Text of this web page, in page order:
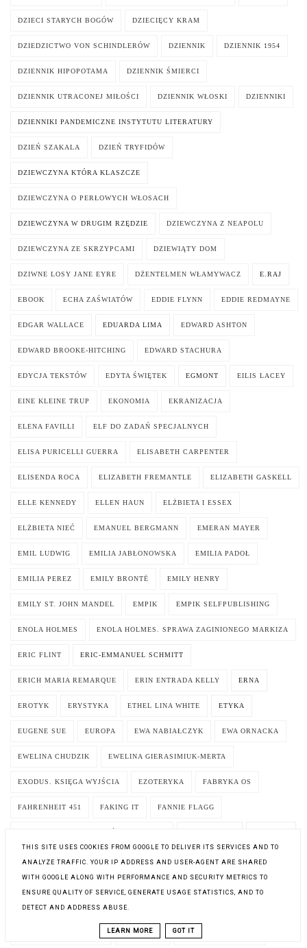
DZIECI STARYCH BOGÓW DZIECIĘCY KRAM
DZIEDZICTWO VON SCHINDLERÓW DZIENNIK DZIENNIK 1954
DZIENNIK HIPOPOTAMA DZIENNIK ŚMIERCI
DZIENNIK UTRACONEJ MIŁOŚCI DZIENNIK WŁOSKI DZIENNIKI
DZIENNIKI PANDEMICZNE INSTYTUTU LITERATURY
DZIEŃ SZAKALA DZIEŃ TRYFIDÓW
DZIEWCZYNA KTÓRA KLASZCZE
DZIEWCZYNA O PERŁOWYCH WŁOSACH
DZIEWCZYNA W DRUGIM RZĘDZIE DZIEWCZYNA Z NEAPOLU
DZIEWCZYNA ZE SKRZYPCAMI DZIEWIĄTY DOM
DZIWNE LOSY JANE EYRE DŻENTELMEN WŁAMYWACZ E.RAJ
EBOOK ECHA ZAŚWIATÓW EDDIE FLYNN EDDIE REDMAYNE
EDGAR WALLACE EDUARDA LIMA EDWARD ASHTON
EDWARD BROOKE-HITCHING EDWARD STACHURA
EDYCJA TEKSTÓW EDYTA ŚWIĘTEK EGMONT EILIS LACEY
EINE KLEINE TRUP EKONOMIA EKRANIZACJA
ELENA FAVILLI ELF DO ZADAŃ SPECJALNYCH
ELISA PURICELLI GUERRA ELISABETH CARPENTER
ELISENDA ROCA ELIZABETH FREMANTLE ELIZABETH GASKELL
ELLE KENNEDY ELLEN HAUN ELŻBIETA I ESSEX
ELŻBIETA NIEĆ EMANUEL BERGMANN EMERAN MAYER
EMIL LUDWIG EMILIA JABŁONOWSKA EMILIA PADOŁ
EMILIA PEREZ EMILY BRONTË EMILY HENRY
EMILY ST. JOHN MANDEL EMPIK EMPIK SELFPUBLISHING
ENOLA HOLMES ENOLA HOLMES. SPRAWA ZAGINIONEGO MARKIZA
ERIC FLINT ERIC-EMMANUEL SCHMITT
ERICH MARIA REMARQUE ERIN ENTRADA KELLY ERNA
EROTYK ERYSTYKA ETHEL LINA WHITE ETYKA
EUGENE SUE EUROPA EWA NABIAŁCZYK EWA ORNACKA
EWELINA CHUDZIK EWELINA GIERASIMIUK-MERTA
EXODUS. KSIĘGA WYJŚCIA EZOTERYKA FABRYKA OS
FAHRENHEIT 451 FAKING IT FANNIE FLAGG
FERGUS HUME FESTIWAL
FISTASZKI FLORENCE DUTHEIL
THIS SITE USES COOKIES FROM GOOGLE TO DELIVER ITS SERVICES AND TO
ANALYZE TRAFFIC. YOUR IP ADDRESS AND USER-AGENT ARE SHARED
WITH GOOGLE ALONG WITH PERFORMANCE AND SECURITY METRICS TO
ENSURE QUALITY OF SERVICE, GENERATE USAGE STATISTICS, AND TO
DETECT AND ADDRESS ABUSE.
LEARN MORE GOT IT